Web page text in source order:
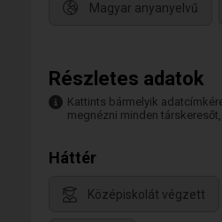
Magyar anyanyelvű
Részletes adatok
Kattints bármelyik
megnézni minden
Háttér
Középiskolát végzett